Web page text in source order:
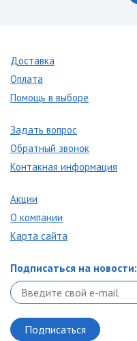
Доставка
Оплата
Помощь в выборе
Задать вопрос
Обратный звонок
Контакная информация
Акции
О компании
Карта сайта
Подписаться на новости: